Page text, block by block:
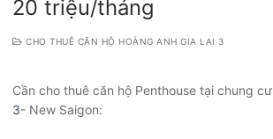
20 triệu/tháng
CHO THUÊ CĂN HỘ HOÀNG ANH GIA LAI 3
Cần cho thuê căn hộ Penthouse tại chung cư
3- New Saigon: